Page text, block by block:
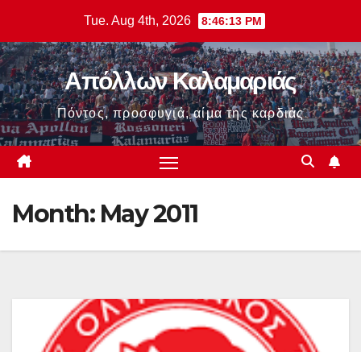
content
Tue. Aug 4th, 2026 8:46:13 PM
Απόλλων Καλαμαριάς
Πόντος, προσφυγιά, αίμα της καρδιάς
Month: May 2011